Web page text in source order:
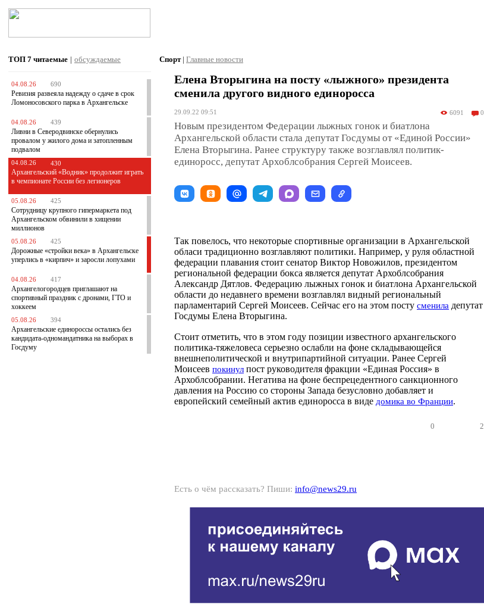
ТОП 7 читаемые | обсуждаемые
04.08.26 690
Ревизия развеяла надежду о сдаче в срок
Ломоносовского парка в Архангельске
04.08.26 439
Ливни в Северодвинске обернулись
провалом у жилого дома и затопленным
подвалом
04.08.26 430
Архангельский «Водник» продолжит играть
в чемпионате России без легионеров
05.08.26 425
Сотрудницу крупного гипермаркета под
Архангельском обвинили в хищении
миллионов
05.08.26 425
Дорожные «стройки века» в Архангельске
уперлись в «кирпич» и заросли лопухами
04.08.26 417
Архангелогородцев приглашают на
спортивный праздник с дронами, ГТО и
хоккеем
05.08.26 394
Архангельские единороссы остались без
кандидата-одномандатника на выборах в
Госдуму
Спорт | Главные новости
Елена Вторыгина на посту «лыжного» президента
сменила другого видного единоросса
29.09.22 09:51 6091 0
Новым президентом Федерации лыжных гонок и биатлона
Архангельской области стала депутат Госдумы от «Единой России»
Елена Вторыгина. Ранее структуру также возглавлял политик-
единоросс, депутат Архоблсобрания Сергей Моисеев.
Так повелось, что некоторые спортивные организации в Архангельской
обласи традиционно возглавляют политики. Например, у руля областной
федерации плавания стоит сенатор Виктор Новожилов, президентом
региональной федерации бокса является депутат Архоблсобрания
Александр Дятлов. Федерацию лыжных гонок и биатлона Архангельской
области до недавнего времени возглавлял видный региональный
парламентарий Сергей Моисеев. Сейчас его на этом посту сменила депутат
Госдумы Елена Вторыгина.
Стоит отметить, что в этом году позиции известного архангельского
политика-тяжеловеса серьезно ослабли на фоне складывающейся
внешнеполитической и внутрипартийной ситуации. Ранее Сергей
Моисеев покинул пост руководителя фракции «Единая Россия» в
Архоблсобрании. Негатива на фоне беспрецедентного санкционного
давления на Россию со стороны Запада безусловно добавляет и
европейский семейный актив единоросса в виде домика во Франции.
0 2
Есть о чём рассказать? Пиши: info@news29.ru